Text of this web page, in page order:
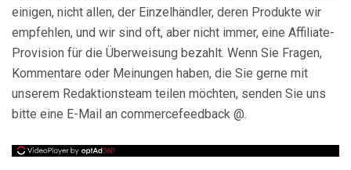
einigen, nicht allen, der Einzelhändler, deren Produkte wir
empfehlen, und wir sind oft, aber nicht immer, eine Affiliate-
Provision für die Überweisung bezahlt. Wenn Sie Fragen,
Kommentare oder Meinungen haben, die Sie gerne mit
unserem Redaktionsteam teilen möchten, senden Sie uns
bitte eine E-Mail an commercefeedback @.